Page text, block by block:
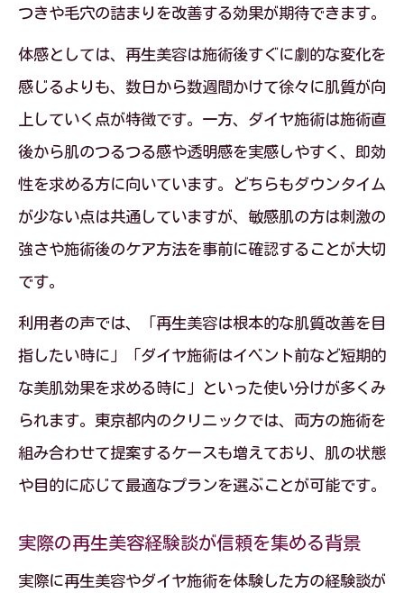
つきや毛穴の詰まりを改善する効果が期待できます。
体感としては、再生美容は施術後すぐに劇的な変化を
感じるよりも、数日から数週間かけて徐々に肌質が向
上していく点が特徴です。一方、ダイヤ施術は施術直
後から肌のつるつる感や透明感を実感しやすく、即効
性を求める方に向いています。どちらもダウンタイム
が少ない点は共通していますが、敏感肌の方は刺激の
強さや施術後のケア方法を事前に確認することが大切
です。
利用者の声では、「再生美容は根本的な肌質改善を目
指したい時に」「ダイヤ施術はイベント前など短期的
な美肌効果を求める時に」といった使い分けが多くみ
られます。東京都内のクリニックでは、両方の施術を
組み合わせて提案するケースも増えており、肌の状態
や目的に応じて最適なプランを選ぶことが可能です。
実際の再生美容経験談が信頼を集める背景
実際に再生美容やダイヤ施術を体験した方の経験談が